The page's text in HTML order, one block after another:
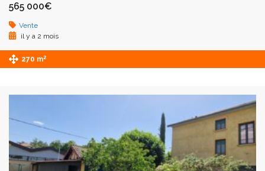
565 000€
Vente
il y a 2 mois
270 m2